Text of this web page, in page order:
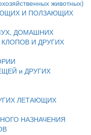
животных)
И ПОЛЗАЮЩИХ
ДОМАШНИХ
И ДРУГИХ
и ДРУГИХ
ЛЕТАЮЩИХ
НАЗНАЧЕНИЯ